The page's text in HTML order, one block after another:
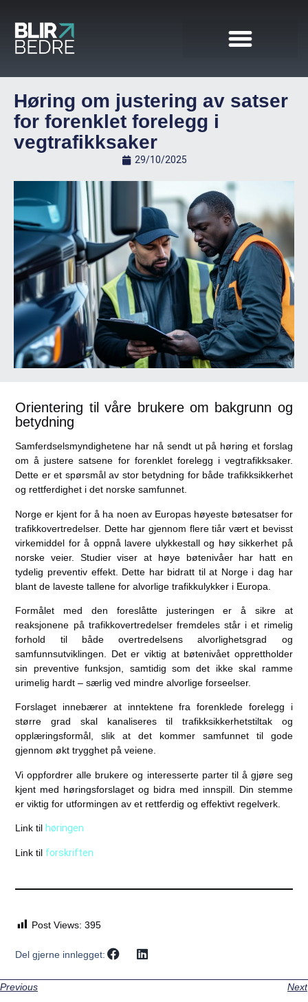
Høring om justering av satser
for forenklet forelegg i
vegtrafikksaker
29/10/2025
Orientering til våre brukere om bakgrunn og
betydning
Samferdselsmyndighetene har nå sendt ut på høring et forslag
om å justere satsene for forenklet forelegg i vegtrafikksaker.
Dette er et spørsmål av stor betydning for både trafikksikkerhet
og rettferdighet i det norske samfunnet.
Norge er kjent for å ha noen av Europas høyeste bøtesatser for
trafikkovertredelser. Dette har gjennom flere tiår vært et bevisst
virkemiddel for å oppnå lavere ulykkestall og høy sikkerhet på
norske veier. Studier viser at høye bøtenivåer har hatt en
tydelig preventiv effekt. Dette har bidratt til at Norge i dag har
blant de laveste tallene for alvorlige trafikkulykker i Europa.
Formålet med den foreslåtte justeringen er å sikre at
reaksjonene på trafikkovertredelser fremdeles står i et rimelig
forhold til både overtredelsens alvorlighetsgrad og
samfunnsutviklingen. Det er viktig at bøtenivået opprettholder
sin preventive funksjon, samtidig som det ikke skal ramme
urimelig hardt – særlig ved mindre alvorlige forseelser.
Forslaget innebærer at inntektene fra forenklede forelegg i
større grad skal kanaliseres til trafikksikkerhetstiltak og
opplæringsformål, slik at det kommer samfunnet til gode
gjennom økt trygghet på veiene.
Vi oppfordrer alle brukere og interesserte parter til å gjøre seg
kjent med høringsforslaget og bidra med innspill. Din stemme
er viktig for utformingen av et rettferdig og effektivt regelverk.
Link til høringen
Link til forskriften
Post Views: 395
Del gjerne innlegget:
Previous Next